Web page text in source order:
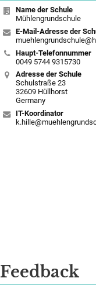
Name der Schule
Mühlengrundschule
E-Mail-Adresse der
Haupt-Telefonnummer
0049 5744 9315730
Adresse der Schule
Schulstraße 23
32609 Hüllhorst
Germany
IT-Koordinator
Feedback